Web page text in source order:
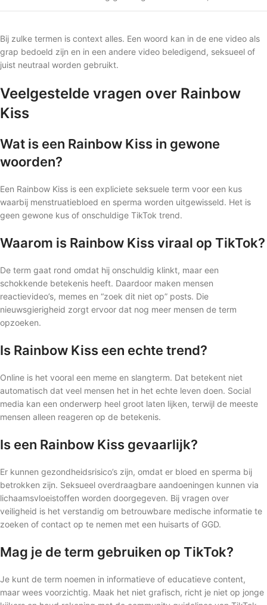
Bij zulke termen is context alles. Een woord kan in de ene video als
grap bedoeld zijn en in een andere video beledigend, seksueel of
juist neutraal worden gebruikt.
Veelgestelde vragen over Rainbow
Kiss
Wat is een Rainbow Kiss in gewone
woorden?
Een Rainbow Kiss is een expliciete seksuele term voor een kus
waarbij menstruatiebloed en sperma worden uitgewisseld. Het is
geen gewone kus of onschuldige TikTok trend.
Waarom is Rainbow Kiss viraal op TikTok?
De term gaat rond omdat hij onschuldig klinkt, maar een
schokkende betekenis heeft. Daardoor maken mensen
reactievideo’s, memes en “zoek dit niet op” posts. Die
nieuwsgierigheid zorgt ervoor dat nog meer mensen de term
opzoeken.
Is Rainbow Kiss een echte trend?
Online is het vooral een meme en slangterm. Dat betekent niet
automatisch dat veel mensen het in het echte leven doen. Social
media kan een onderwerp heel groot laten lijken, terwijl de meeste
mensen alleen reageren op de betekenis.
Is een Rainbow Kiss gevaarlijk?
Er kunnen gezondheidsrisico’s zijn, omdat er bloed en sperma bij
betrokken zijn. Seksueel overdraagbare aandoeningen kunnen via
lichaamsvloeistoffen worden doorgegeven. Bij vragen over
veiligheid is het verstandig om betrouwbare medische informatie te
zoeken of contact op te nemen met een huisarts of GGD.
Mag je de term gebruiken op TikTok?
Je kunt de term noemen in informatieve of educatieve content,
maar wees voorzichtig. Maak het niet grafisch, richt je niet op jonge